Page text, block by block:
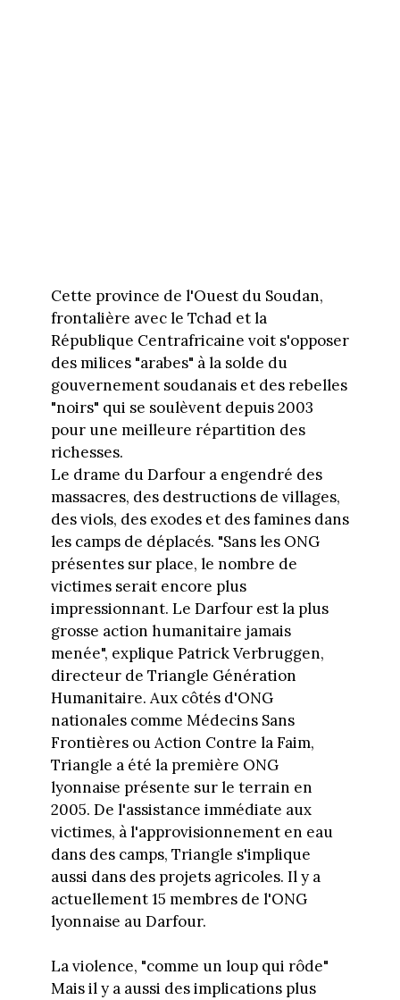
Cette province de l'Ouest du Soudan,
frontalière avec le Tchad et la
République Centrafricaine voit s'opposer
des milices "arabes" à la solde du
gouvernement soudanais et des rebelles
"noirs" qui se soulèvent depuis 2003
pour une meilleure répartition des
richesses.
Le drame du Darfour a engendré des
massacres, des destructions de villages,
des viols, des exodes et des famines dans
les camps de déplacés. "Sans les ONG
présentes sur place, le nombre de
victimes serait encore plus
impressionnant. Le Darfour est la plus
grosse action humanitaire jamais
menée", explique Patrick Verbruggen,
directeur de Triangle Génération
Humanitaire. Aux côtés d'ONG
nationales comme Médecins Sans
Frontières ou Action Contre la Faim,
Triangle a été la première ONG
lyonnaise présente sur le terrain en
2005. De l'assistance immédiate aux
victimes, à l'approvisionnement en eau
dans des camps, Triangle s'implique
aussi dans des projets agricoles. Il y a
actuellement 15 membres de l'ONG
lyonnaise au Darfour.
La violence, "comme un loup qui rôde"
Mais il y a aussi des implications plus